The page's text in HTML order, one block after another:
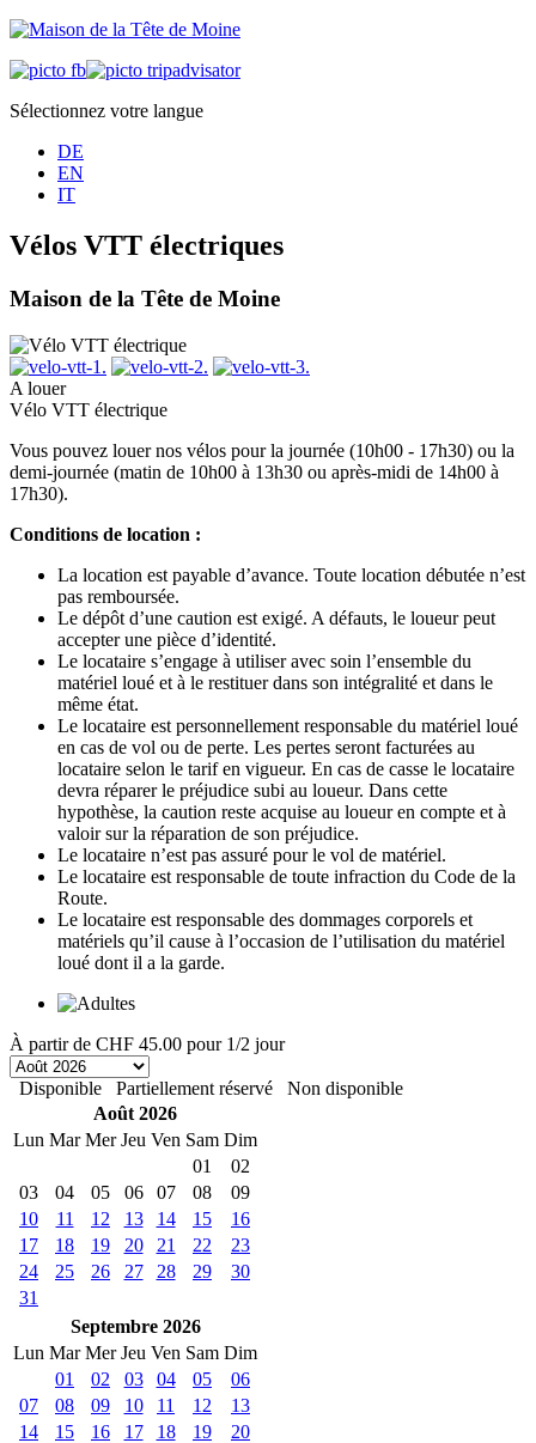
Sélectionnez votre langue
DE
EN
IT
Vélos VTT électriques
Maison de la Tête de Moine
A louer
Vélo VTT électrique
Vous pouvez louer nos vélos pour la journée (10h00 - 17h30) ou la
demi-journée (matin de 10h00 à 13h30 ou après-midi de 14h00 à
17h30).
Conditions de location :
La location est payable d’avance. Toute location débutée n’est
pas remboursée.
Le dépôt d’une caution est exigé. A défauts, le loueur peut
accepter une pièce d’identité.
Le locataire s’engage à utiliser avec soin l’ensemble du
matériel loué et à le restituer dans son intégralité et dans le
même état.
Le locataire est personnellement responsable du matériel loué
en cas de vol ou de perte. Les pertes seront facturées au
locataire selon le tarif en vigueur. En cas de casse le locataire
devra réparer le préjudice subi au loueur. Dans cette
hypothèse, la caution reste acquise au loueur en compte et à
valoir sur la réparation de son préjudice.
Le locataire n’est pas assuré pour le vol de matériel.
Le locataire est responsable de toute infraction du Code de la
Route.
Le locataire est responsable des dommages corporels et
matériels qu’il cause à l’occasion de l’utilisation du matériel
loué dont il a la garde.
À partir de CHF 45.00 pour 1/2 jour
Disponible Partiellement réservé
Non disponible
Août 2026
Lun Mar Mer Jeu Ven Sam Dim
01
02
03
04 05 06 07 08
09
10
11 12 13 14 15
16
17
18 19 20 21 22
23
24
25 26 27 28 29
30
31
Septembre 2026
Lun Mar Mer Jeu Ven Sam Dim
01
02 03 04 05
06
07
08 09 10 11 12
13
14
15 16 17 18 19
20